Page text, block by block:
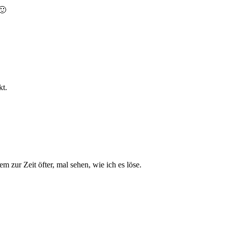
zur Zeit öfter, mal sehen, wie ich es löse.